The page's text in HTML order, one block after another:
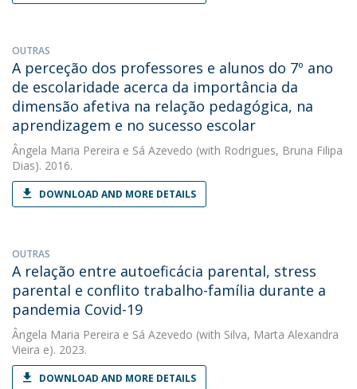
OUTRAS
A perceção dos professores e alunos do 7º ano
de escolaridade acerca da importância da
dimensão afetiva na relação pedagógica, na
aprendizagem e no sucesso escolar
Ângela Maria Pereira e Sá Azevedo (with Rodrigues, Bruna Filipa
Dias). 2016.
DOWNLOAD AND MORE DETAILS
OUTRAS
A relação entre autoeficácia parental, stress
parental e conflito trabalho-família durante a
pandemia Covid-19
Ângela Maria Pereira e Sá Azevedo (with Silva, Marta Alexandra
Vieira e). 2023.
DOWNLOAD AND MORE DETAILS